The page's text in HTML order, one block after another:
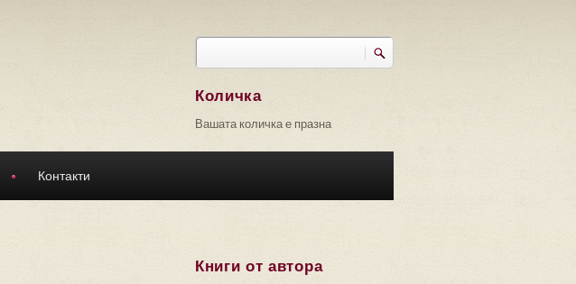
Търси
Количка
Вашата количка е празна
Контакти
Книги от автора